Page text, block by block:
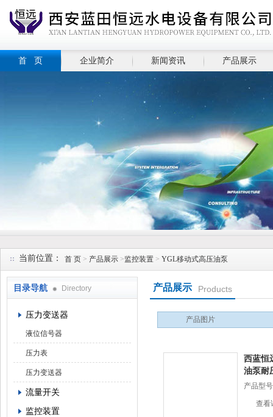
首 页 企业简介 新闻资讯 产品展示
当前位置： 首 页 > 产品展示 >监控装置 > YGL移动式高压油泵
目录导航 Directory
压力变送器
液位信号器
压力表
压力变送器
流量开关
监控装置
产品展示 Products
产品图片
西蓝恒
油泵耐
产品型
查看